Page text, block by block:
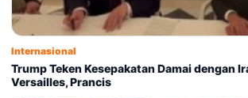
Internasional
Trump Teken Kesepakatan Damai dengan
Versailles, Prancis